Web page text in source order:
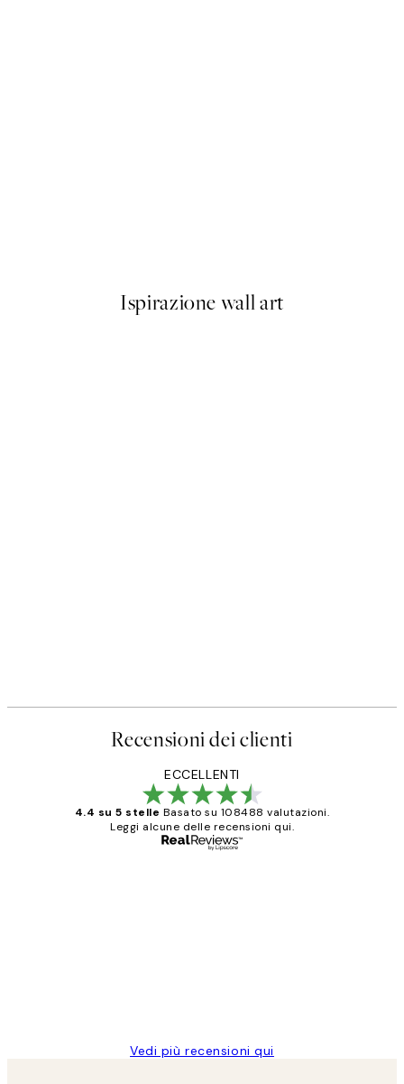
Ispirazione wall art
Recensioni dei clienti
ECCELLENTI
4.4 su 5 stelle Basato su 108488 valutazioni.
Leggi alcune delle recensioni qui.
Vedi più recensioni qui